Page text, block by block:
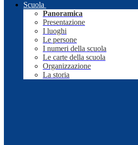
Scuola
Panoramica
Presentazione
I luoghi
Le persone
I numeri della scuola
Le carte della scuola
Organizzazione
La storia